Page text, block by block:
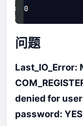
问题
Last_IO_Error:
denied for user
password: